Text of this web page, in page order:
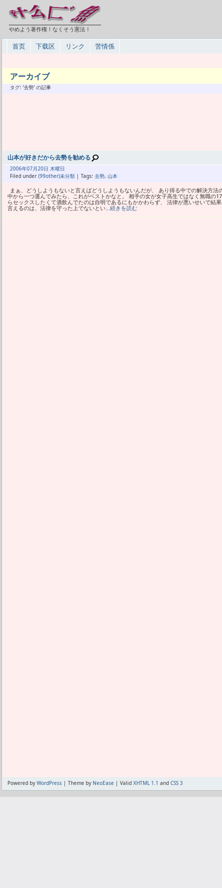
やめよう著作権！なくそう憲法！
首页 下载区 リンク 苦情係
アーカイブ
タグ: ‘去勢’ の記事
山本が好きだから去勢を勧める
2006年07月20日 木曜日
Filed under (99other)未分類 | Tags: 去勢, 山本
まぁ、どうしようもないと言えばどうしようもないんだが、 あり得る中での解決方
中から一つ選んでみたら、これがベストかなと。 相手の女が女子高生ではなく無職の
らセックスしたくて酒飲んでたのは自明であるにもかかわらず、 法律が悪いせいで結
言えるのは、法律を守った上でないとい…続きを読む
Powered by WordPress | Theme by NeoEase | Valid XHTML 1.1 and CSS 3